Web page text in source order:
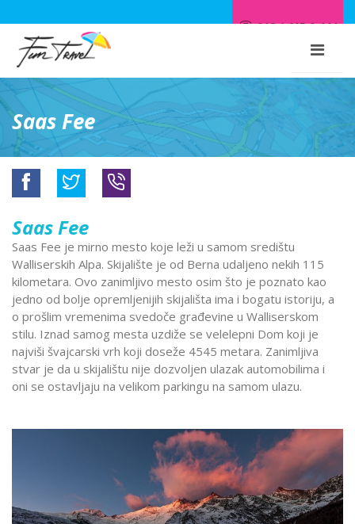
Saas Fee
Saas Fee
Saas Fee je mirno mesto koje leži u samom središtu
Walliserskih Alpa. Skijalište je od Berna udaljeno nekih 115
kilometara. Ovo zanimljivo mesto osim što je poznato kao
jedno od bolje opremljenijih skijališta ima i bogatu istoriju, a
o prošlim vremenima svedoče građevine u Walliserskom
stilu. Iznad samog mesta uzdiže se velelepni Dom koji je
najviši švajcarski vrh koji doseže 4545 metara. Zanimljiva
stvar je da u skijalištu nije dozvoljen ulazak automobilima i
oni se ostavljaju na velikom parkingu na samom ulazu.